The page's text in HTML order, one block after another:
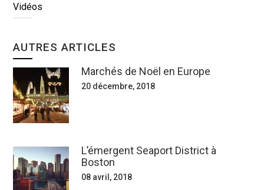
Vidéos
AUTRES ARTICLES
Marchés de Noël en Europe
20 décembre, 2018
L’émergent Seaport District à
Boston
08 avril, 2018